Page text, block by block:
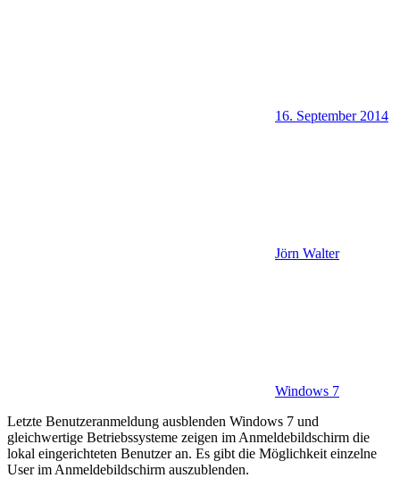
16. September 2014
Jörn Walter
Windows 7
Letzte Benutzeranmeldung ausblenden Windows 7 und
gleichwertige Betriebssysteme zeigen im Anmeldebildschirm die
lokal eingerichteten Benutzer an. Es gibt die Möglichkeit einzelne
User im Anmeldebildschirm auszublenden.